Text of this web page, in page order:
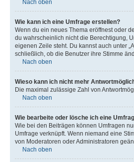
Nach oben
Wie kann ich eine Umfrage erstellen?
Wenn du ein neues Thema eröffnest oder
du wahrscheinlich nicht die Berechtigung,
eigenen Zeile steht. Du kannst auch unter
schließlich, ob die Benutzer ihre Stimme
Nach oben
Wieso kann ich nicht mehr
Die maximal zulässige Zahl von
Nach oben
Wie bearbeite oder lösche ich eine
Wie bei den Beiträgen können Umfragen
Umfrage verknüpft. Wenn niemand eine
von Moderatoren oder Administratoren
Nach oben